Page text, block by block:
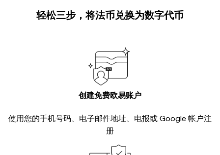
轻松三步，将法币兑换为数字代币
创建免费欧易账户
使用您的手机号码、电子邮件地址、电报或 Google 帐户注
册